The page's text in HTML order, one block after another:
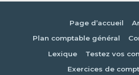
Page d’accueil
Plan comptable général
Lexique
Testez vos
Exercices de